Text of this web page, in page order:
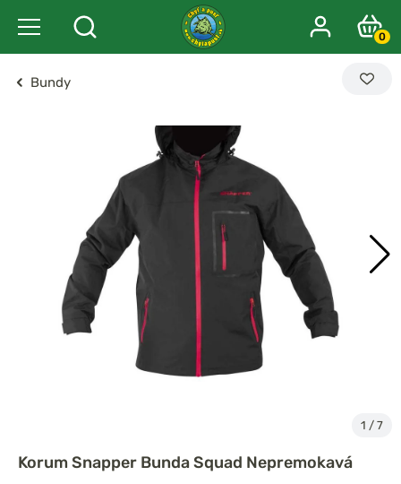
0
Bundy
1 / 7
Korum Snapper Bunda Squad Nepremokavá